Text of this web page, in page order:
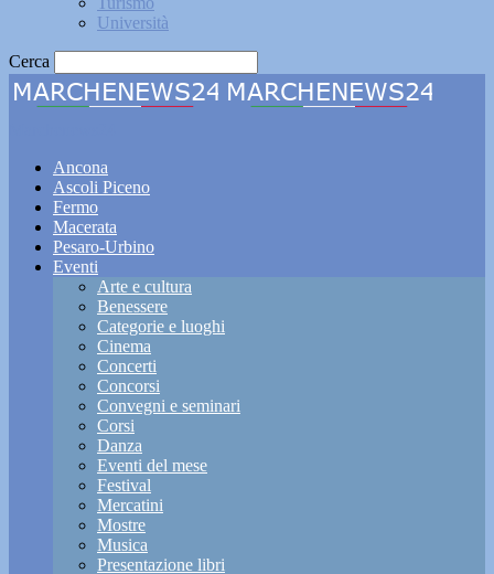
Università
Cerca
Ancona
Ascoli Piceno
Fermo
Macerata
Pesaro-Urbino
Eventi
Arte e cultura
Benessere
Categorie e luoghi
Cinema
Concerti
Concorsi
Convegni e seminari
Corsi
Danza
Eventi del mese
Festival
Mercatini
Mostre
Musica
Presentazione libri